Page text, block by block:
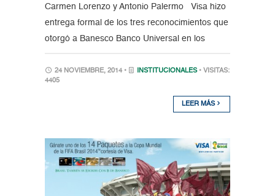
Carmen Lorenzo y Antonio Palermo Visa hizo
entrega formal de los tres reconocimientos que
otorgó a Banesco Banco Universal en los
24 NOVIEMBRE, 2014 • INSTITUCIONALES • VISITAS:
4405
LEER MÁS